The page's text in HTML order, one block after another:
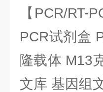
【PCR/RT-
PCR试剂盒
隆载体 M13
文库 基因组